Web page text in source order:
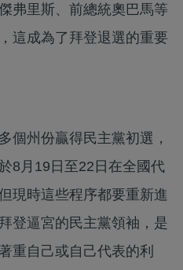
弗里斯、前總統奧巴馬等
這成為了拜登退選的重要
個州份贏得民主黨初選，
8月19日至22日在全國代
現時這些程序都要重新進
登逼宮的民主黨領袖，是
重自己或自己代表的利